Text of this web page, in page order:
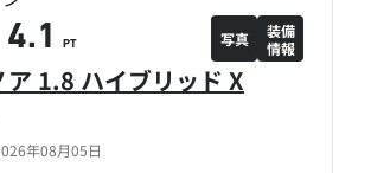
年08月05日
ア 1.8 ハイブリッド X
4.1 PT 写真
装備
情報